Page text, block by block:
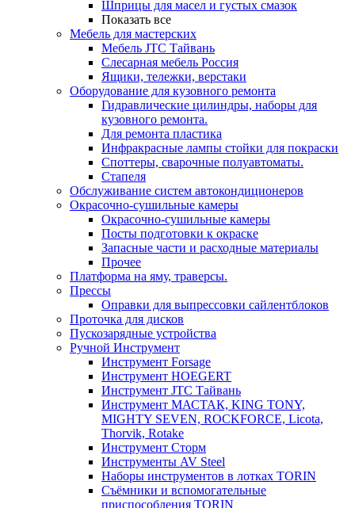
Шприцы для масел и густых смазок
Показать все
Мебель для мастерских
Мебель JTC Тайвань
Слесарная мебель Россия
Ящики, тележки, верстаки
Оборудование для кузовного ремонта
Гидравлические цилиндры, наборы для
кузовного ремонта.
Для ремонта пластика
Инфракрасные лампы стойки для покраски
Споттеры, сварочные полуавтоматы.
Стапеля
Обслуживание систем автокондиционеров
Окрасочно-сушильные камеры
Окрасочно-сушильные камеры
Посты подготовки к окраске
Запасные части и расходные материалы
Прочее
Платформа на яму, траверсы.
Прессы
Оправки для выпрессовки сайлентблоков
Проточка для дисков
Пускозарядные устройства
Ручной Инструмент
Инструмент Forsage
Инструмент HOEGERT
Инструмент JTC Тайвань
Инструмент МАСТАК, KING TONY,
MIGHTY SEVEN, ROCKFORCE, Licota,
Thorvik, Rotake
Инструмент Сторм
Инструменты AV Steel
Наборы инструментов в лотках TORIN
Съёмники и вспомогательные
приспособления TORIN